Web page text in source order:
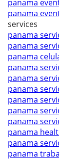
panama
panama
services
panama
panama
panama
panama
panama
panama
panama
panama
panama
panama
panama
panama